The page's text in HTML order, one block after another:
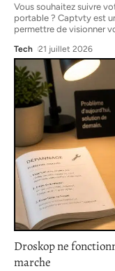
Vous souhaitez suivre
portable ? Captvty est
permettre de visionner
Tech 21 juillet 2026
Droskop ne
marche